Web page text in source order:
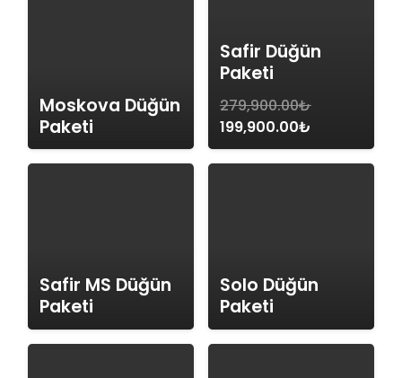
Moskova Düğün
Paketi
Safir Düğün
Paketi
279,900.00₺
Orijinal
fiyat:
279,900.00₺.
199,900.00₺Şu
andaki
fiyat:
Safir MS Düğün
Paketi
Solo Düğün
Paketi